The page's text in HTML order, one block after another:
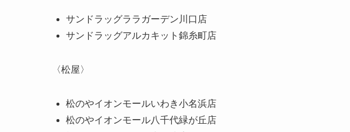
サンドラッグララガーデン川口店
サンドラッグアルカキット錦糸町店
〈松屋〉
松のやイオンモールいわき小名浜店
松のやイオンモール八千代緑が丘店